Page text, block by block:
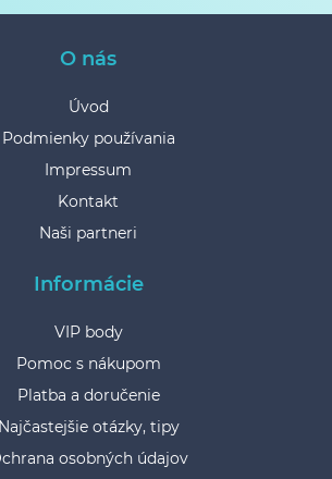
O nás
Úvod
Podmienky používania
Impressum
Kontakt
Naši partneri
Informácie
VIP body
Pomoc s nákupom
Platba a doručenie
Najčastejšie otázky, tipy
osobných údajov